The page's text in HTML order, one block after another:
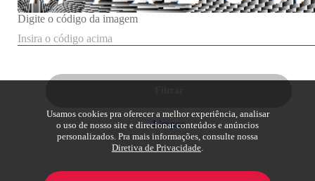
Digite o código da imagem
Limpar
Usamos cookies pra oferecer a melhor experiência, analisar
o uso de nosso site e direcionar conteúdos e anúncios
personalizados. Pra mais informações, consulte nossa
Diretiva de Privacidade.